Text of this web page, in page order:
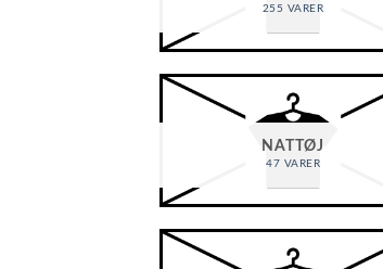
255 VARER
NATTØJ
47 VARER